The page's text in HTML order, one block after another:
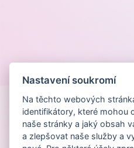
Nastavení soukromí
Na těchto webových
identifikátory, které mohou
naše stránky a jaký obsah
a zlepšovat naše služby a